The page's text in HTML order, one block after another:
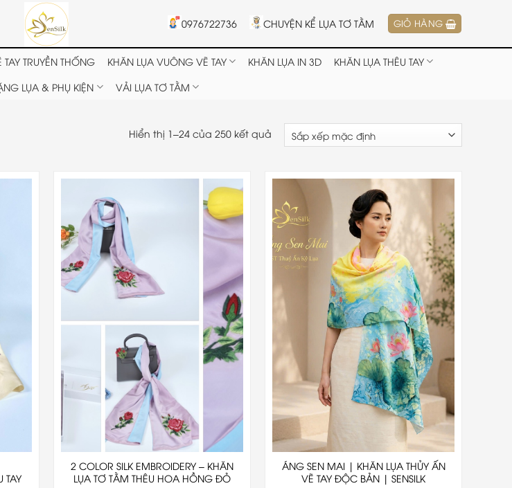
0976722736 CHUYỆN KỂ LỤA TƠ TẰM GIỎ HÀNG
TRUYỀN THỐNG KHĂN LỤA VUÔNG VẼ TAY KHĂN LỤA IN 3D
KHĂN LỤA THÊU TAY
LỤA & PHỤ KIỆN VẢI LỤA TƠ TẰM
Hiển thị 1–24 của 250 kết quả
TAY
2 COLOR SILK EMBROIDERY – KHĂN
LỤA TƠ TẰM THÊU HOA HỒNG ĐỎ
ÁNG SEN MAI | KHĂN LỤA THỦY ẤN
VẼ TAY ĐỘC BẢN | SENSILK